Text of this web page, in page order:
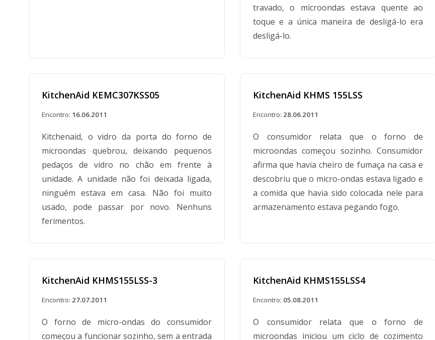
travado, o microondas estava quente ao
toque e a única maneira de desligá-lo era
desligá-lo.
KitchenAid KEMC307KSS05
Encontro: 16.06.2011
Kitchenaid, o vidro da porta do forno de
microondas quebrou, deixando pequenos
pedaços de vidro no chão em frente à
unidade. A unidade não foi deixada ligada,
ninguém estava em casa. Não foi muito
usado, pode passar por novo. Nenhuns
ferimentos.
KitchenAid KHMS 155LSS
Encontro: 28.06.2011
O consumidor relata que o forno de
microondas começou sozinho. Consumidor
afirma que havia cheiro de fumaça na casa e
descobriu que o micro-ondas estava ligado e
a comida que havia sido colocada nele para
armazenamento estava pegando fogo.
KitchenAid KHMS155LSS-3
Encontro: 27.07.2011
O forno de micro-ondas do consumidor
começou a funcionar sozinho, sem a entrada
KitchenAid KHMS155LSS4
Encontro: 05.08.2011
O consumidor relata que o forno de
microondas iniciou um ciclo de cozimento